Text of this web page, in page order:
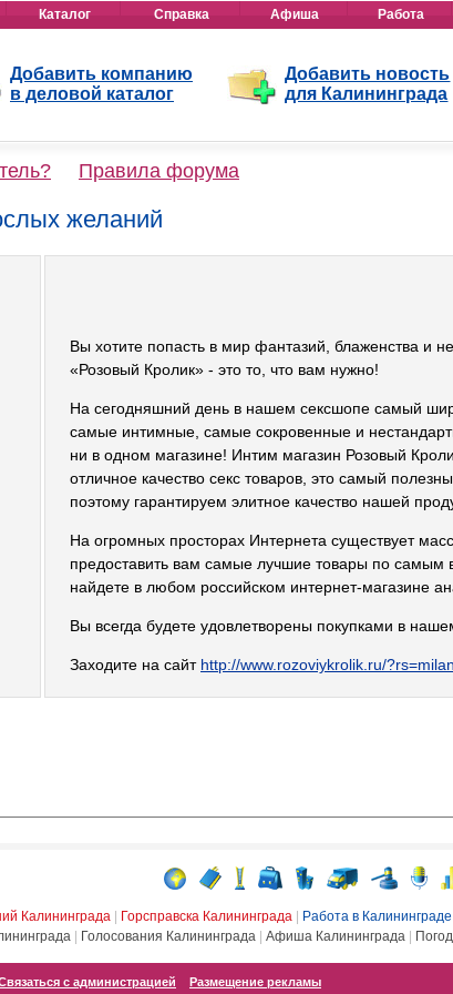
Каталог Справка Афиша Работа
Добавить компанию
в деловой каталог
Добавить новость
для Калининграда
Правила форума
желаний
Вы хотите попасть в мир фантазий, блаженства и
«Розовый Кролик» - это то, что вам нужно!
На сегодняшний день в нашем сексшопе самый
самые интимные, самые сокровенные и
ни в одном магазине! Интим магазин Розовый
отличное качество секс товаров, это самый
поэтому гарантируем элитное качество нашей
На огромных просторах Интернета существует
предоставить вам самые лучшие товары по самым
найдете в любом российском интернет-магазине
Вы всегда будете удовлетворены покупками в
Заходите на сайт http://www.rozoviykrolik.ru/
Калининграда Горсправска Калининграда Работа в Калининграде
Голосования Калининграда Афиша Калининграда
с администрацией Размещение рекламы